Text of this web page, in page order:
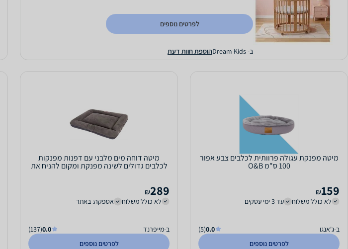
לפרטים נוספים
ב- Dream Kids הוספת חוות דעת
מיטה מפנקת עגולה פרוותית לכלבים צבע אפור
100 ס"מ O&B
159
₪
לא כולל משלוח
עד 3 ימי עסקים
ב-ג'אנגו 0.0
(5)
לפרטים נוספים
מיטה דוחה מים מלבני עם דפנות מפנקות
לכלבים גדולים לשינה מפנקת ומקום להניח את
289
₪
לא כולל משלוח
אספקה: באתר
ב-מייפרנד 0.0
(137)
לפרטים נוספים